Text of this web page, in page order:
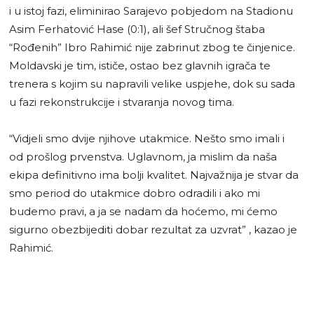
i u istoj fazi, eliminirao Sarajevo pobjedom na Stadionu
Asim Ferhatović Hase (0:1), ali šef Stručnog štaba
“Rođenih” Ibro Rahimić nije zabrinut zbog te činjenice.
Moldavski je tim, ističe, ostao bez glavnih igrača te
trenera s kojim su napravili velike uspjehe, dok su sada
u fazi rekonstrukcije i stvaranja novog tima.
“Vidjeli smo dvije njihove utakmice. Nešto smo imali i
od prošlog prvenstva. Uglavnom, ja mislim da naša
ekipa definitivno ima bolji kvalitet. Najvažnija je stvar da
smo period do utakmice dobro odradili i ako mi
budemo pravi, a ja se nadam da hoćemo, mi ćemo
sigurno obezbijediti dobar rezultat za uzvrat” , kazao je
Rahimić.